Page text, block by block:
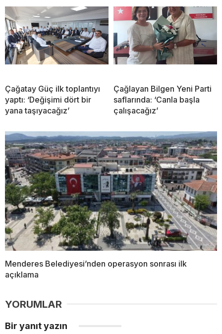
Çağatay Güç ilk toplantıyı
yaptı: ‘Değişimi dört bir
yana taşıyacağız’
Çağlayan Bilgen Yeni Parti
saflarında: ‘Canla başla
çalışacağız’
Menderes Belediyesi’nden operasyon sonrası ilk
açıklama
YORUMLAR
Bir yanıt yazın